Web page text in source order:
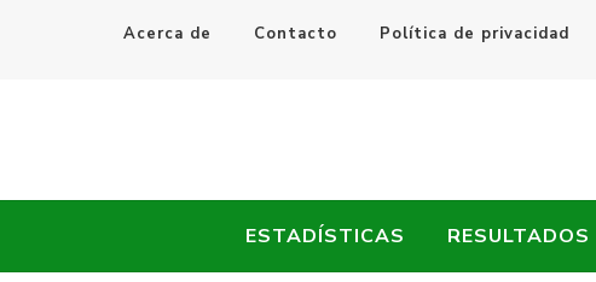
Acerca de Contacto Política de privacidad
Every Fútbol
ESTADÍSTICAS RESULTADOS